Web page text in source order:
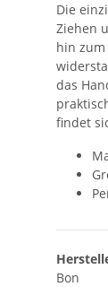
Die
Ziehen
hin zum
das
findet
Bon